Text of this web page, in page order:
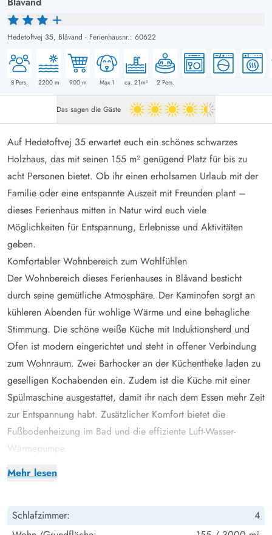
Hedetoftvej 35, Blåvand - Ferienhausnr.: 60622
8 Pers. 2200m 900m Max 1 ca. 21m² 2 Pers.
Das sagen die Gäste 4.5 von 5
Mehr lesen
Auf Hedetoftvej 35 erwartet euch ein schönes schwarzes
Holzhaus, das mit seinen 155 m² genügend Platz für bis zu
acht Personen bietet. Ob ihr einen erholsamen Urlaub mit der
Familie oder eine entspannte Auszeit mit Freunden plant –
dieses Ferienhaus mitten in Natur wird euch viele
Möglichkeiten für Entspannung, Erlebnisse und Aktivitäten
geben.
Komfortabler Wohnbereich zum Wohlfühlen
Der Wohnbereich dieses Ferienhauses in Blåvand besticht
durch seine gemütliche Atmosphäre. Der Kaminofen sorgt an
kühleren Abenden für wohlige Wärme und eine behagliche
Stimmung. Die schöne weiße Küche mit Induktionsherd und
Ofen ist modern eingerichtet und steht in offener Verbindung
zum Wohnraum. Zwei Barhocker an der Küchentheke laden zu
geselligen Kochabenden ein. Zudem ist die Küche mit einer
Spülmaschine ausgestattet, damit ihr nach dem Essen mehr Zeit
zur Entspannung habt. Zusätzlicher Komfort bietet die
Fußbodenheizung im Bad und die effiziente Luft-Wasser-
Wärmepumpe.
Schlafräume für jeden Bedarf
ausreichend Schlafmöglichkeiten. Ein Etagenbett rundet das
Schlafzimmer:
4